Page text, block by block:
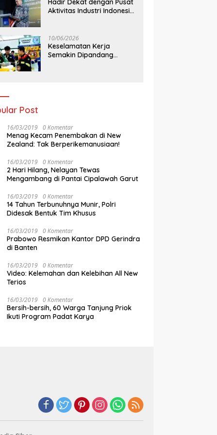
Hadir Dekat dengan Pusat
Aktivitas Industri Indonesia
Balikpapan
10/06/2026
Keselamatan Kerja
Semakin Dipandang
Post
16/03/2019 0 Komentar
Menag Kecam Penembakan di New
Zealand: Tak Berperikemanusiaan!
16/03/2019 0 Komentar
2 Hari Hilang, Nelayan Tewas
Mengambang di Pantai Cipalawah Garut
16/03/2019 0 Komentar
14 Tahun Terbunuhnya Munir, Polri
Didesak Bentuk Tim Khusus
16/03/2019 0 Komentar
Prabowo Resmikan Kantor DPD Gerindra
di Banten
16/03/2019 0 Komentar
Video: Kelemahan dan Kelebihan All New
Terios
16/03/2019 0 Komentar
Bersih-bersih, 60 Warga Tanjung Priok
Ikuti Program Padat Karya